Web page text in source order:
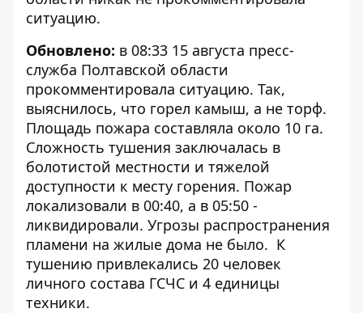
ситуацию.
Обновлено: в 08:33 15 августа пресс-
служба Полтавской области
прокомментировала ситуацию. Так,
выяснилось, что горел камыш, а не торф.
Площадь пожара составляла около 10 га.
Сложность тушения заключалась в
болотистой местности и тяжелой
доступности к месту горения. Пожар
локализовали в 00:40, а в 05:50 -
ликвидировали. Угрозы распространения
пламени на жилые дома не было. К
тушению привлекались 20 человек
личного состава ГСЧС и 4 единицы
техники.